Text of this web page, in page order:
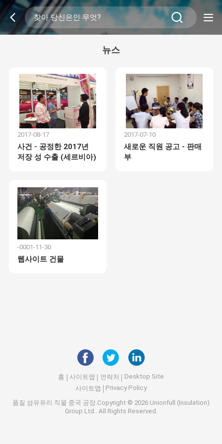
뉴스
2017-08-17
사건 - 공정한 2017년
저장 성 수출 (세르비아)
2017-07-10
새로운 직원 공고 - 판매
부
-0001-11-30
웹사이트 건물
홈 사이트맵 연락처
Desktop Site
사이트맵
Privacy Policy
품질 섬유유리 직물 중국 공장.Copyright © 2026 Unionfull (Insulation)
Group Ltd.. All Rights Reserved.